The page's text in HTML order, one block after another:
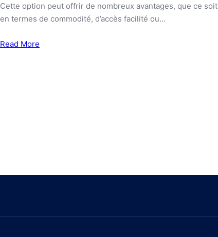
Cette option peut offrir de nombreux avantages, que ce soit
en termes de commodité, d’accès facilité ou…
Read More